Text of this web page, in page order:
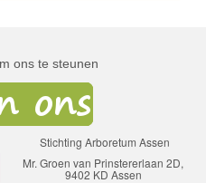
ons te steunen
Stichting Arboretum Assen
Mr. Groen van Prinstererlaan 2D,
9402 KD Assen